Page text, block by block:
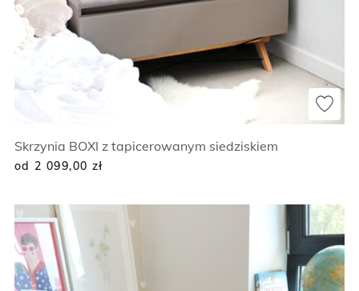
Skrzynia BOXI z tapicerowanym siedziskiem
od 2 099,00 zł